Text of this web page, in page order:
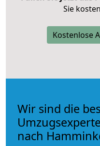
Sie
Kostenlose
Wir sind die
nach